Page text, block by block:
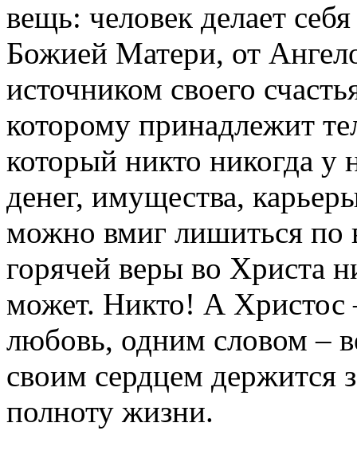
вещь: человек делает
Божией Матери, от
источником своего
которому принадлежит
который никто никогда у
денег, имущества,
можно вмиг лишиться по
горячей веры во Христа
может. Никто! А Христос
любовь, одним словом –
своим сердцем держится
полноту жизни.